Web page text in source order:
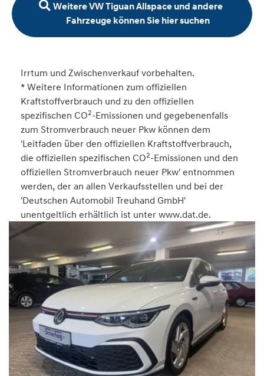
Weitere VW Tiguan Allspace und andere
Fahrzeuge können Sie hier suchen
Irrtum und Zwischenverkauf vorbehalten.
* Weitere Informationen zum offiziellen
Kraftstoffverbrauch und zu den offiziellen
spezifischen CO2-Emissionen und gegebenenfalls
zum Stromverbrauch neuer Pkw können dem
'Leitfaden über den offiziellen Kraftstoffverbrauch,
die offiziellen spezifischen CO2-Emissionen und den
offiziellen Stromverbrauch neuer Pkw' entnommen
werden, der an allen Verkaufsstellen und bei der
'Deutschen Automobil Treuhand GmbH'
unentgeltlich erhältlich ist unter www.dat.de.